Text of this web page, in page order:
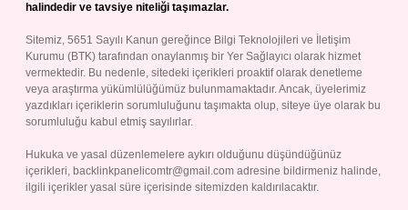
halindedir ve tavsiye niteliği taşımazlar.
Sitemiz, 5651 Sayılı Kanun gereğince Bilgi Teknolojileri ve İletişim
Kurumu (BTK) tarafından onaylanmış bir Yer Sağlayıcı olarak hizmet
vermektedir. Bu nedenle, sitedeki içerikleri proaktif olarak denetleme
veya araştırma yükümlülüğümüz bulunmamaktadır. Ancak, üyelerimiz
yazdıkları içeriklerin sorumluluğunu taşımakta olup, siteye üye olarak bu
sorumluluğu kabul etmiş sayılırlar.
Hukuka ve yasal düzenlemelere aykırı olduğunu düşündüğünüz
içerikleri, backlinkpanelicomtr@gmail.com adresine bildirmeniz halinde,
ilgili içerikler yasal süre içerisinde sitemizden kaldırılacaktır.